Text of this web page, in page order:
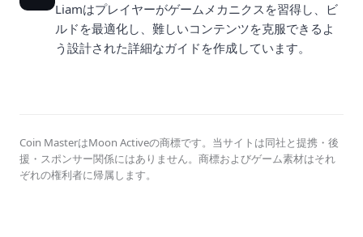
Liamはプレイヤーがゲームメカニクスを習得し、ビ
ルドを最適化し、難しいコンテンツを克服できるよ
う設計された詳細なガイドを作成しています。
Coin MasterはMoon Activeの商標です。当サイトは同社と提携・後
援・スポンサー関係にはありません。商標およびゲーム素材はそれ
ぞれの権利者に帰属します。